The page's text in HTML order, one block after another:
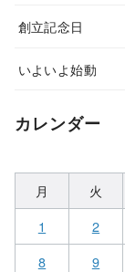
創立記念日
いよいよ始動
カレンダー
月 火
1
2
8
9